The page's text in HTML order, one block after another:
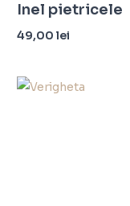
Inel pietricele
49,00lei